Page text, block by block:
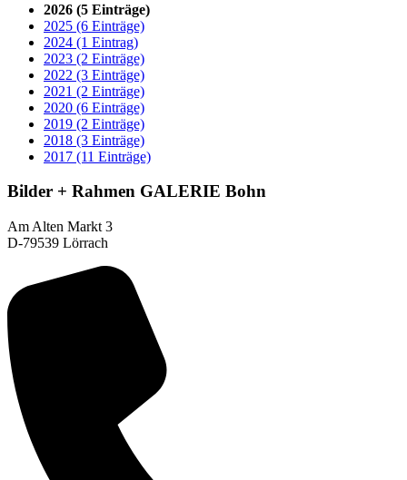
2026 (5 Einträge)
2025 (6 Einträge)
2024 (1 Eintrag)
2023 (2 Einträge)
2022 (3 Einträge)
2021 (2 Einträge)
2020 (6 Einträge)
2019 (2 Einträge)
2018 (3 Einträge)
2017 (11 Einträge)
Bilder + Rahmen GALERIE Bohn
Am Alten Markt 3
D-79539 Lörrach